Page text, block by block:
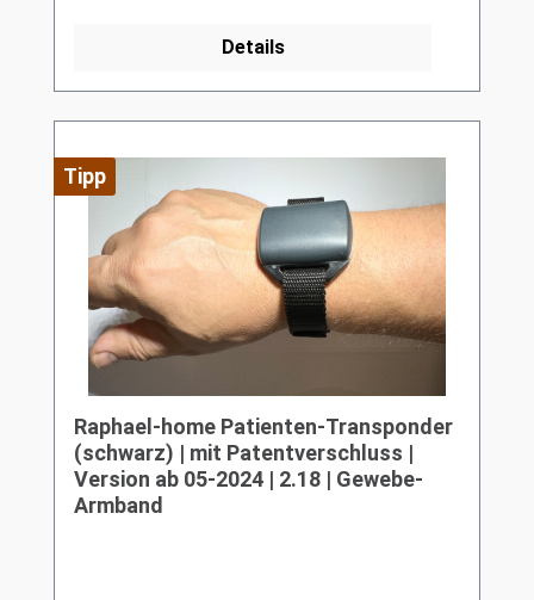
Details
Tipp
Raphael-home Patienten-Transponder
(schwarz) | mit Patentverschluss |
Version ab 05-2024 | 2.18 | Gewebe-
Armband